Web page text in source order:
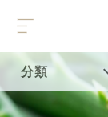
分類
首頁